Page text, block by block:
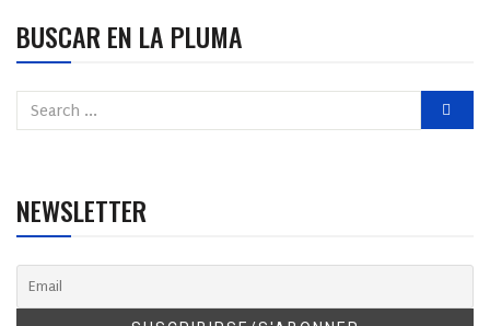
BUSCAR EN LA PLUMA
NEWSLETTER